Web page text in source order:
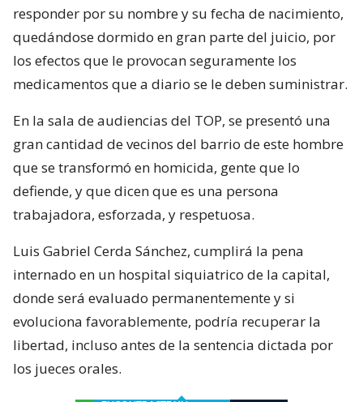
responder por su nombre y su fecha de nacimiento,
quedándose dormido en gran parte del juicio, por
los efectos que le provocan seguramente los
medicamentos que a diario se le deben suministrar.
En la sala de audiencias del TOP, se presentó una
gran cantidad de vecinos del barrio de este hombre
que se transformó en homicida, gente que lo
defiende, y que dicen que es una persona
trabajadora, esforzada, y respetuosa.
Luis Gabriel Cerda Sánchez, cumplirá la pena
internado en un hospital siquiatrico de la capital,
donde será evaluado permanentemente y si
evoluciona favorablemente, podría recuperar la
libertad, incluso antes de la sentencia dictada por
los jueces orales.